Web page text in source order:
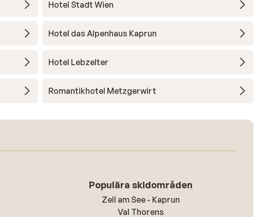
Hotel Stadt Wien
Hotel das Alpenhaus Kaprun
Hotel Lebzelter
Romantikhotel Metzgerwirt
Populära skidområden
Zell am See - Kaprun
Val Thorens